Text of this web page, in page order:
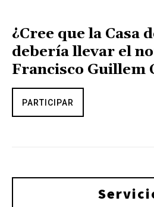
¿Cree que la Casa
debería llevar el
Francisco Guillem
PARTICIPAR